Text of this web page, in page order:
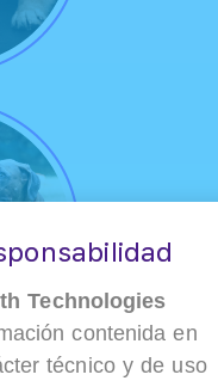
Technologies
contenida en
técnico y de uso